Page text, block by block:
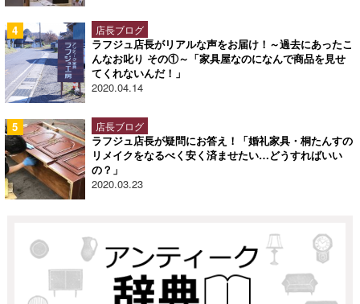
店長ブログ
ラフジュ店長がリアルな声をお届け！～過去にあったこ
んなお叱り その①～「家具屋なのになんで商品を見せ
てくれないんだ！」
2020.04.14
店長ブログ
ラフジュ店長が疑問にお答え！「婚礼家具・桐たんすの
リメイクをなるべく安く済ませたい…どうすればいい
の？」
2020.03.23